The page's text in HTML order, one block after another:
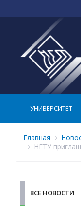
УНИВЕРСИТЕТ
Главная
НГТУ
ВСЕ НОВОСТИ